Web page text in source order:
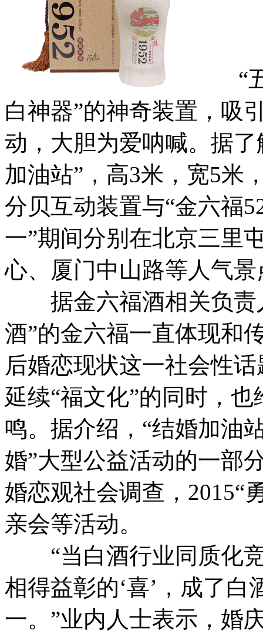
“五
白神器”的神奇装置，吸
动，大胆为爱呐喊。据
加油站”，高3米，宽5米
分贝互动装置与“金六福
一”期间分别在北京三里
心、厦门中山路等人气
据金六福酒相关负责
酒”的金六福一直体现和
后婚恋现状这一社会性
延续“福文化”的同时，
鸣。据介绍，“结婚加油
婚”大型公益活动的一部
婚恋观社会调查，2015“
亲会等活动。
“当白酒行业同质化竞
相得益彰的‘喜’，成了
一。”业内人士表示，婚